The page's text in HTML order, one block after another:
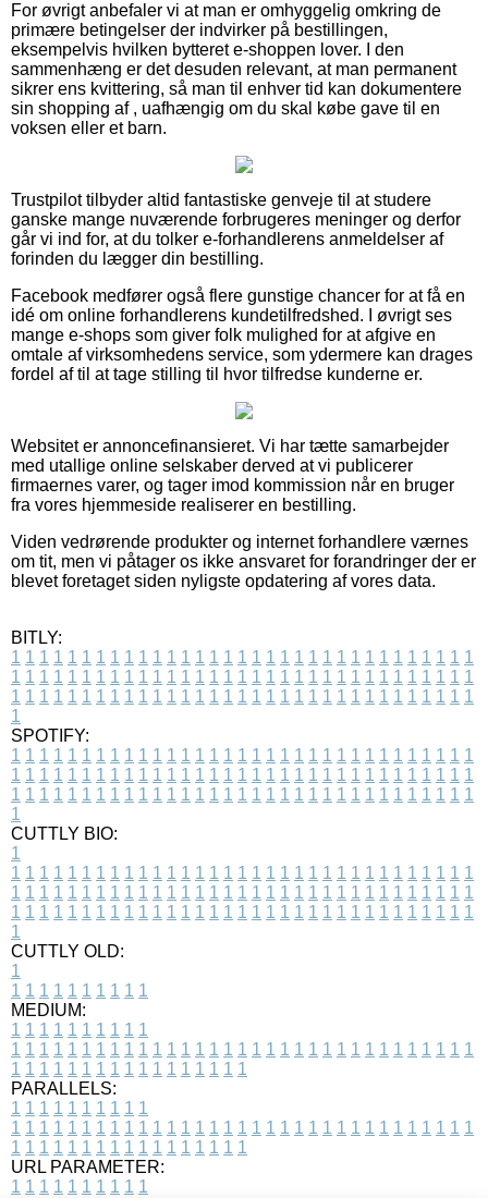
For øvrigt anbefaler vi at man er omhyggelig omkring de
primære betingelser der indvirker på bestillingen,
eksempelvis hvilken bytteret e-shoppen lover. I den
sammenhæng er det desuden relevant, at man permanent
sikrer ens kvittering, så man til enhver tid kan dokumentere
sin shopping af , uafhængig om du skal købe gave til en
voksen eller et barn.
Trustpilot tilbyder altid fantastiske genveje til at studere
ganske mange nuværende forbrugeres meninger og derfor
går vi ind for, at du tolker e-forhandlerens anmeldelser af
forinden du lægger din bestilling.
Facebook medfører også flere gunstige chancer for at få en
idé om online forhandlerens kundetilfredshed. I øvrigt ses
mange e-shops som giver folk mulighed for at afgive en
omtale af virksomhedens service, som ydermere kan drages
fordel af til at tage stilling til hvor tilfredse kunderne er.
Websitet er annoncefinansieret. Vi har tætte samarbejder
med utallige online selskaber derved at vi publicerer
firmaernes varer, og tager imod kommission når en bruger
fra vores hjemmeside realiserer en bestilling.
Viden vedrørende produkter og internet forhandlere værnes
om tit, men vi påtager os ikke ansvaret for forandringer der er
blevet foretaget siden nyligste opdatering af vores data.
BITLY:
1 1 1 1 1 1 1 1 1 1 1 1 1 1 1 1 1 1 1 1 1 1 1 1 1 1 1 1 1 1 1 1 1
1 1 1 1 1 1 1 1 1 1 1 1 1 1 1 1 1 1 1 1 1 1 1 1 1 1 1 1 1 1 1 1 1
1 1 1 1 1 1 1 1 1 1 1 1 1 1 1 1 1 1 1 1 1 1 1 1 1 1 1 1 1 1 1 1 1
1
SPOTIFY:
1 1 1 1 1 1 1 1 1 1 1 1 1 1 1 1 1 1 1 1 1 1 1 1 1 1 1 1 1 1 1 1 1
1 1 1 1 1 1 1 1 1 1 1 1 1 1 1 1 1 1 1 1 1 1 1 1 1 1 1 1 1 1 1 1 1
1 1 1 1 1 1 1 1 1 1 1 1 1 1 1 1 1 1 1 1 1 1 1 1 1 1 1 1 1 1 1 1 1
1
CUTTLY BIO:
1
1 1 1 1 1 1 1 1 1 1 1 1 1 1 1 1 1 1 1 1 1 1 1 1 1 1 1 1 1 1 1 1 1
1 1 1 1 1 1 1 1 1 1 1 1 1 1 1 1 1 1 1 1 1 1 1 1 1 1 1 1 1 1 1 1 1
1 1 1 1 1 1 1 1 1 1 1 1 1 1 1 1 1 1 1 1 1 1 1 1 1 1 1 1 1 1 1 1 1
1
CUTTLY OLD:
1
1 1 1 1 1 1 1 1 1 1
MEDIUM:
1 1 1 1 1 1 1 1 1 1
1 1 1 1 1 1 1 1 1 1 1 1 1 1 1 1 1 1 1 1 1 1 1 1 1 1 1 1 1 1 1 1 1
1 1 1 1 1 1 1 1 1 1 1 1 1 1 1 1 1
PARALLELS:
1 1 1 1 1 1 1 1 1 1
1 1 1 1 1 1 1 1 1 1 1 1 1 1 1 1 1 1 1 1 1 1 1 1 1 1 1 1 1 1 1 1 1
1 1 1 1 1 1 1 1 1 1 1 1 1 1 1 1 1
URL PARAMETER:
1 1 1 1 1 1 1 1 1 1